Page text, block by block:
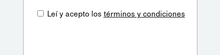
Leí y acepto los términos y condiciones